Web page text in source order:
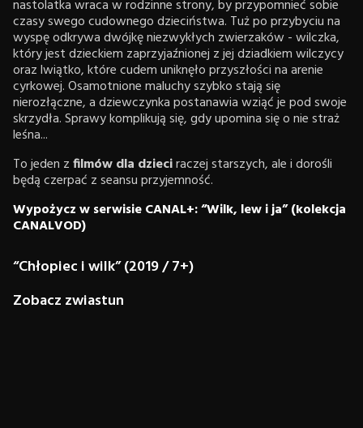
nastolatka wraca w rodzinne strony, by przypomnieć sobie
czasy swego cudownego dzieciństwa. Tuż po przybyciu na
wyspę odkrywa dwójkę niezwykłych zwierzaków - wilczka,
który jest dzieckiem zaprzyjaźnionej z jej dziadkiem wilczycy
oraz lwiątko, które cudem uniknęło przyszłości na arenie
cyrkowej. Osamotnione maluchy szybko stają się
nierozłączne, a dziewczynka postanawia wziąć je pod swoje
skrzydła. Sprawy komplikują się, gdy upomina się o nie straż
leśna...
To jeden zfilmów dla dzieciraczej starszych, ale i dorośli
będą czerpać z seansu przyjemność.
Wypożycz w serwisie CANAL+: “Wilk, lew i ja” (kolekcja
CANALVOD)
“Chłopiec i wilk” (2019 / 7+)
Zobacz zwiastun